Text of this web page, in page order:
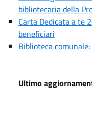
bibliotecaria della
Carta Dedicata a te
beneficiari
Biblioteca
Ultimo